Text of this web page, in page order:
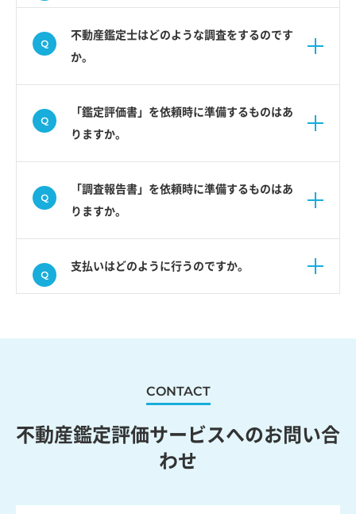
不動産鑑定士はどのような調査をするのです
か。
「鑑定評価書」を依頼時に準備するものはあ
りますか。
「調査報告書」を依頼時に準備するものはあ
りますか。
支払いはどのように行うのですか。
CONTACT
不動産鑑定評価サービスへのお問い合
わせ